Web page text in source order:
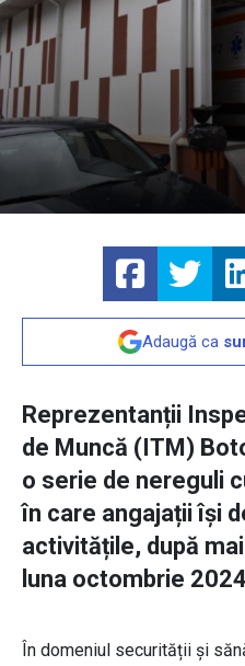
Adaugă ca
Reprezentanții
de Muncă (ITM)
o serie de nereguli
în care angajații își
activitățile, după
luna octombrie
În domeniul securității și